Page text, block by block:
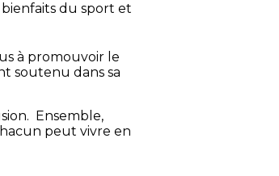
du sport et
à promouvoir le
soutenu dans sa
Ensemble,
peut vivre en